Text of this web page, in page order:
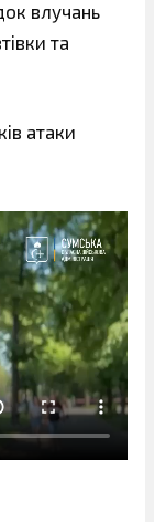
влучань
та
атаки